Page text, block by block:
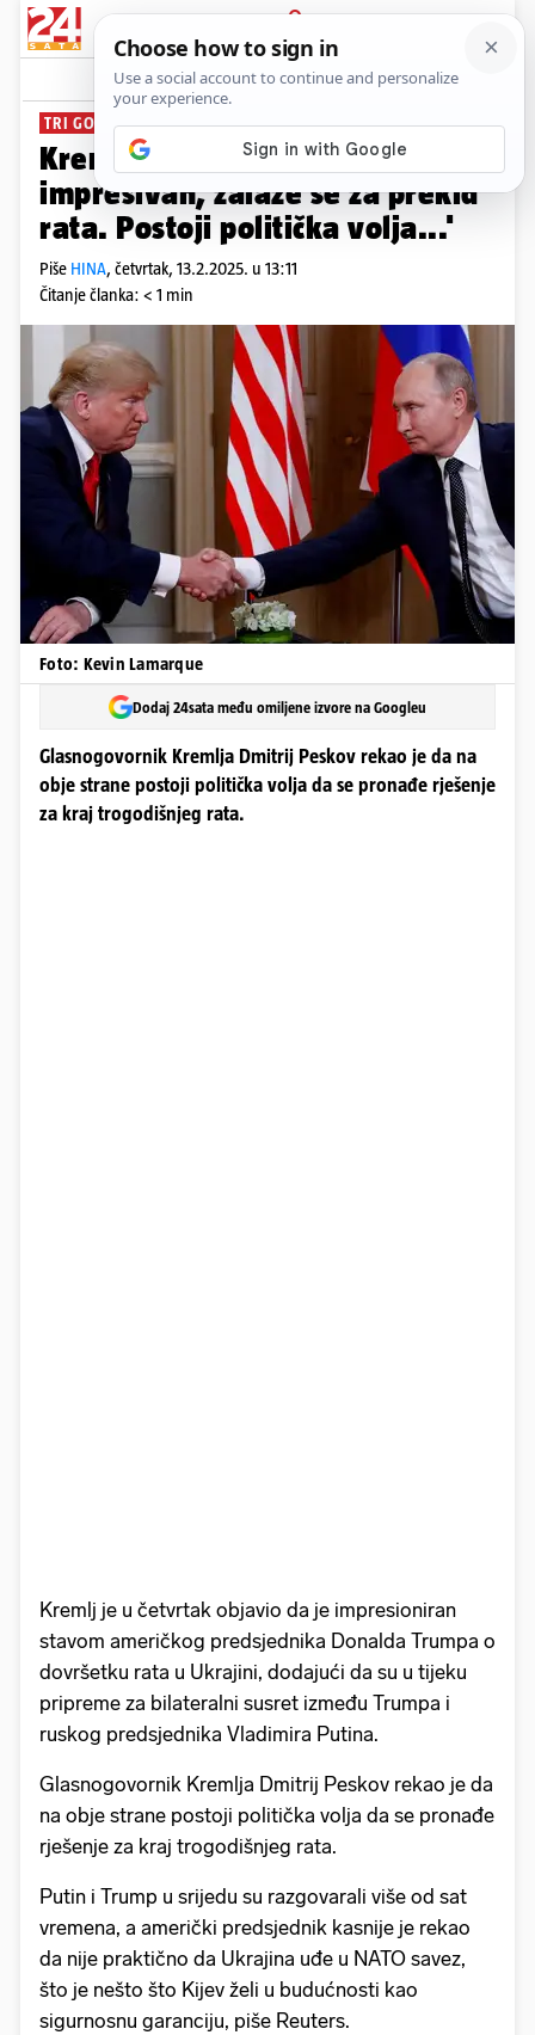
PRIJAVA
News Komentari
TRI GODINE RAZARANJA
Kremlj o Trumpu: 'Stav mu je
impresivan, zalaže se za prekid
rata. Postoji politička volja...'
Piše HINA, četvrtak, 13.2.2025. u 13:11
Čitanje članka: < 1 min
Foto: Kevin Lamarque
Dodaj 24sata među omiljene izvore na Googleu
Glasnogovornik Kremlja Dmitrij Peskov rekao je da na
obje strane postoji politička volja da se pronađe rješenje
za kraj trogodišnjeg rata.
Kremlj je u četvrtak objavio da je impresioniran
stavom američkog predsjednika Donalda Trumpa o
dovršetku rata u Ukrajini, dodajući da su u tijeku
pripreme za bilateralni susret između Trumpa i
ruskog predsjednika Vladimira Putina.
Glasnogovornik Kremlja Dmitrij Peskov rekao je da
na obje strane postoji politička volja da se pronađe
rješenje za kraj trogodišnjeg rata.
Putin i Trump u srijedu su razgovarali više od sat
vremena, a američki predsjednik kasnije je rekao
da nije praktično da Ukrajina uđe u NATO savez,
što je nešto što Kijev želi u budućnosti kao
sigurnosnu garanciju, piše Reuters.